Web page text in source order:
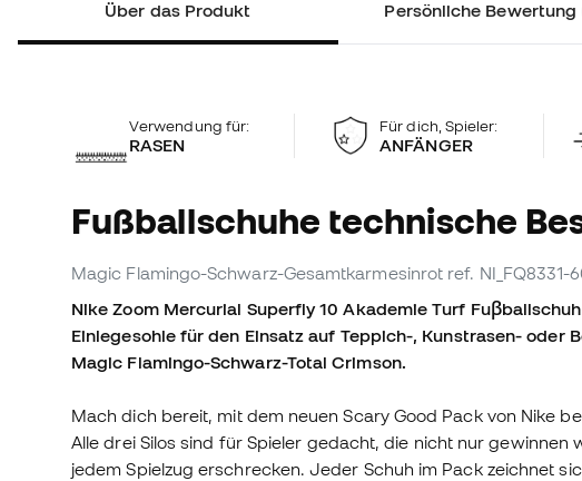
Über das Produkt Persönliche Bewertung
Verwendung für:
RASEN
Für dich, Spieler:
ANFÄNGER
Fußballschuhe technische
Magic Flamingo-Schwarz-Gesamtkarmesinrot ref. NI_FQ8331-
Nike Zoom Mercurial Superfly 10 Akademie Turf
Einlegesohle für den Einsatz auf Teppich-, Kunstrasen- oder
Magic Flamingo-Schwarz-Total Crimson.
Mach dich bereit, mit dem neuen Scary Good Pack von Nike
Alle drei Silos sind für Spieler gedacht, die nicht nur gewinnen
jedem Spielzug erschrecken. Jeder Schuh im Pack zeichnet